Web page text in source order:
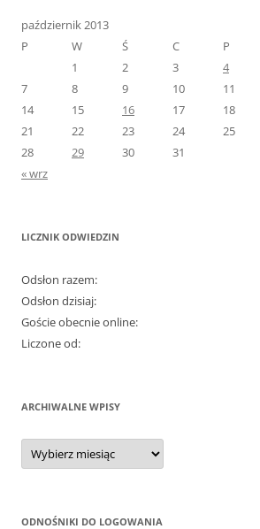
październik 2013
P
W Ś C P
1
2 3 4
7
8 9 10 11
14
15 16 17 18
21
22 23 24 25
28
29 30
31
« wrz
LICZNIK ODWIEDZIN
Odsłon razem:
Odsłon dzisiaj:
Goście obecnie online:
Liczone od:
ARCHIWALNE WPISY
Archiwalne
wpisy
ODNOŚNIKI DO LOGOWANIA